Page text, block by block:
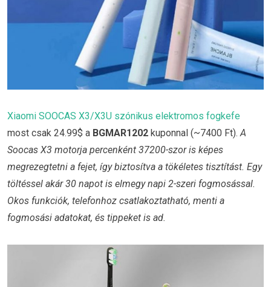
Xiaomi SOOCAS X3/X3U szónikus elektromos fogkefe
most csak 24.99$ a BGMAR1202 kuponnal (~7400 Ft).A
Soocas X3 motorja percenként 37200-szor is képes
megrezegtetni a fejet, így biztosítva a tökéletes tisztítást. Egy
töltéssel akár 30 napot is elmegy napi 2-szeri fogmosással.
Okos funkciók, telefonhoz csatlakoztatható, menti a
fogmosási adatokat, és tippeket is ad.